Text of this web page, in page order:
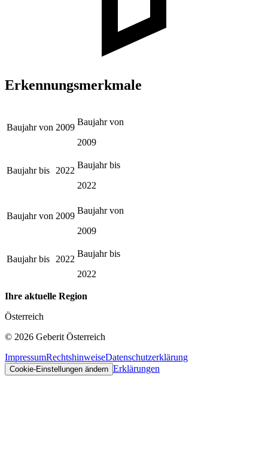
Erkennungsmerkmale
Baujahr von 2009
Baujahr von
2009
Baujahr bis 2022
Baujahr bis
2022
Baujahr von 2009
Baujahr von
2009
Baujahr bis 2022
Baujahr bis
2022
Ihre aktuelle Region
Österreich
© 2026 Geberit Österreich
ImpressumRechtshinweiseDatenschutzerklärung
Cookie-Einstellungen ändern Erklärungen